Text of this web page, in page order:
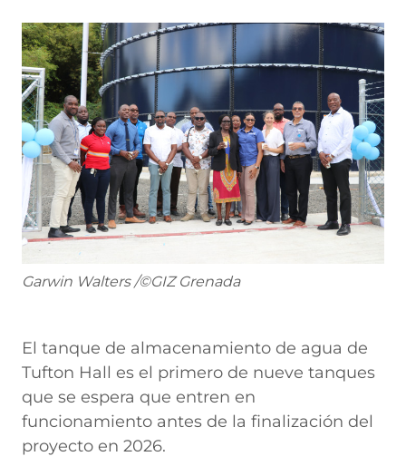
Garwin Walters /©GIZ Grenada
El tanque de almacenamiento de agua de
Tufton Hall es el primero de nueve tanques
que se espera que entren en
funcionamiento antes de la finalización del
proyecto en 2026.